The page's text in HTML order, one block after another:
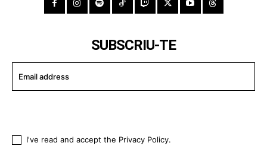
SUBSCRIU-TE
I've read and accept the Privacy Policy.